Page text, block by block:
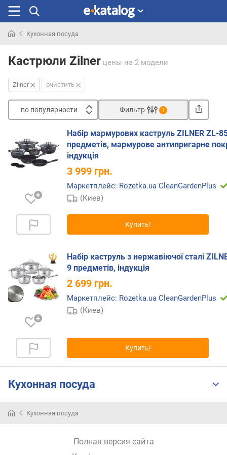
раньше
Кухонная посуда
Кастрюли Zilner цены на 2 модели
Zilner очистить
по популярности
п
о
п
у
л
я
н
т
и
д
ш
х
о
Фильтр 1
Набір мармурових каструль ZILNER ZL-
предметів, мармурове антипригарне
індукція
3 999 грн.
Маркетплейс: Rozetka.ua CleanGardenPlus
(Киев)
Купить!
Набір каструль з нержавіючої сталі
9 предметів, індукція
2 699 грн.
Маркетплейс: Rozetka.ua CleanGardenPlus
(Киев)
Купить!
Кухонная посуда
Кухонная посуда
Полная версия сайта